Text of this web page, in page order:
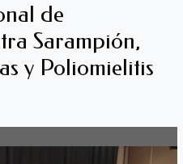
de
Sarampión,
y Poliomielitis